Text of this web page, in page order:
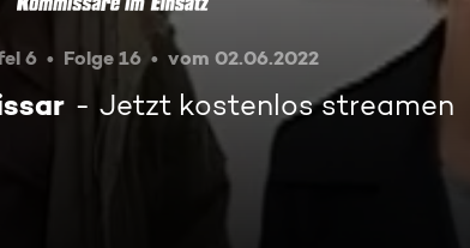
6 Folge 16 vom 02.06.2022
Jetzt kostenlos streamen